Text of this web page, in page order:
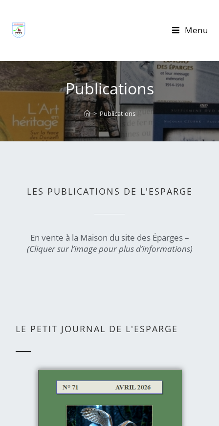
Menu
Publications
> Publications
LES PUBLICATIONS DE L'ESPARGE
En vente à la Maison du site des Éparges –
(Cliquer sur l’image pour plus d’informations)
LE PETIT JOURNAL DE L'ESPARGE